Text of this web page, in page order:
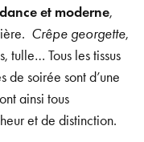
et moderne,
Crêpe georgette,
tulle… Tous les tissus
de soirée sont d’une
ainsi tous
et de distinction.